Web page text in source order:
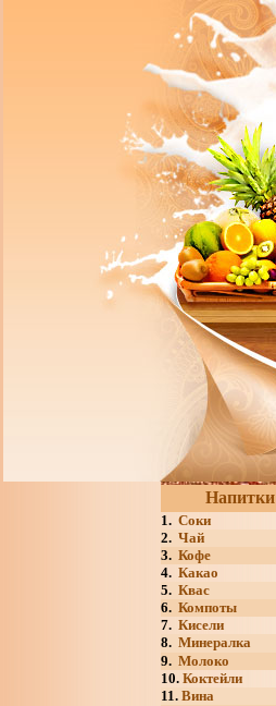
Напитки
1. Соки
2. Чай
3. Кофе
4. Какао
5. Квас
6. Компоты
7. Кисели
8. Минералка
9. Молоко
10. Коктейли
11. Вина